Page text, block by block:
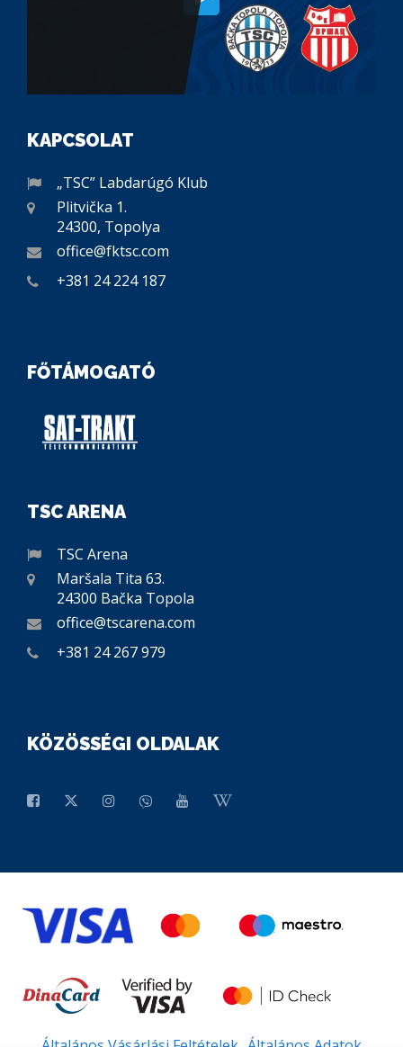
KAPCSOLAT
„TSC” Labdarúgó Klub
Plitvička 1.
24300, Topolya
office@fktsc.com
+381 24 224 187
FŐTÁMOGATÓ
TSC ARENA
TSC Arena
Maršala Tita 63.
24300 Bačka Topola
office@tscarena.com
+381 24 267 979
KÖZÖSSÉGI OLDALAK